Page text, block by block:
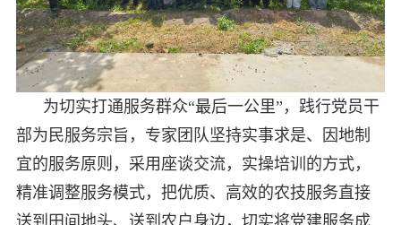
为切实打通服务群众“最后一公里”，践行党员干
部为民服务宗旨，专家团队坚持实事求是、因地制
宜的服务原则，采用座谈交流，实操培训的方式，
精准调整服务模式，把优质、高效的农技服务直接
送到田间地头、送到农户身边，切实将党建服务成